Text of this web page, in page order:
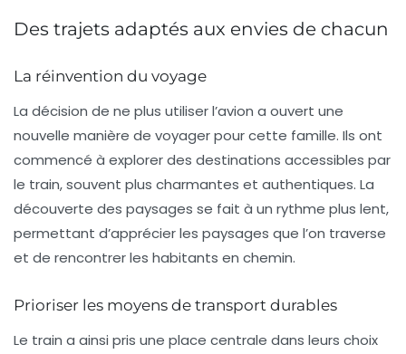
Des trajets adaptés aux envies de chacun
La réinvention du voyage
La décision de ne plus utiliser l’avion a ouvert une
nouvelle manière de voyager pour cette famille. Ils ont
commencé à explorer des destinations accessibles par
le train, souvent plus charmantes et authentiques. La
découverte des paysages se fait à un rythme plus lent,
permettant d’apprécier les paysages que l’on traverse
et de rencontrer les habitants en chemin.
Prioriser les moyens de transport durables
Le train a ainsi pris une place centrale dans leurs choix